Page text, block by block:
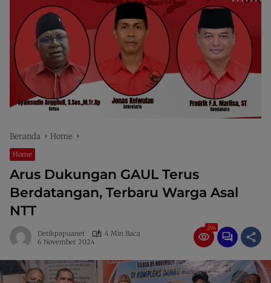
Beranda Home
Home
Arus Dukungan GAUL Terus
Berdatangan, Terbaru Warga Asal
NTT
Detikpapuanet
4 Min Baca
6 November 2024
294